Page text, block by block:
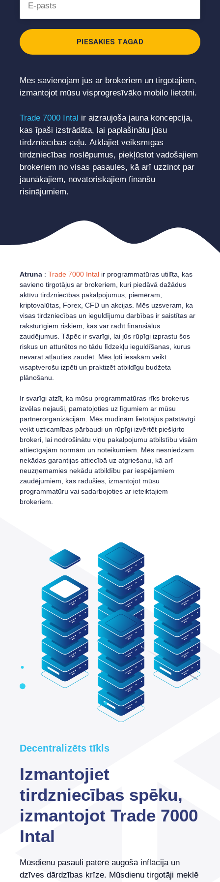
Mēs savienojam jūs ar brokeriem un tirgotājiem,
izmantojot mūsu visprogresīvāko mobilo lietotni.
Trade 7000 Intal ir aizraujoša jauna koncepcija,
kas īpaši izstrādāta, lai paplašinātu jūsu
tirdzniecības ceļu. Atklājiet veiksmīgas
tirdzniecības noslēpumus, piekļūstot vadošajiem
brokeriem no visas pasaules, kā arī uzzinot par
jaunākajiem, novatoriskajiem finanšu
risinājumiem.
PIESAKIES TAGAD
Atruna : Trade 7000 Intal ir programmatūras utilīta, kas
savieno tirgotājus ar brokeriem, kuri piedāvā dažādus
aktīvu tirdzniecības pakalpojumus, piemēram,
kriptovalūtas, Forex, CFD un akcijas. Mēs uzsveram, ka
visas tirdzniecības un ieguldījumu darbības ir saistītas ar
raksturīgiem riskiem, kas var radīt finansiālus
zaudējumus. Tāpēc ir svarīgi, lai jūs rūpīgi izprastu šos
riskus un atturētos no tādu līdzekļu ieguldīšanas, kurus
nevarat atļauties zaudēt. Mēs ļoti iesakām veikt
visaptverošu izpēti un praktizēt atbildīgu budžeta
plānošanu.
Ir svarīgi atzīt, ka mūsu programmatūras rīks brokerus
izvēlas nejauši, pamatojoties uz līgumiem ar mūsu
partnerorganizācijām. Mēs mudinām lietotājus patstāvīgi
veikt uzticamības pārbaudi un rūpīgi izvērtēt piešķirto
brokeri, lai nodrošinātu viņu pakalpojumu atbilstību visām
attiecīgajām normām un noteikumiem. Mēs nesniedzam
nekādas garantijas attiecībā uz atgriešanu, kā arī
neuzņemamies nekādu atbildību par iespējamiem
zaudējumiem, kas radušies, izmantojot mūsu
programmatūru vai sadarbojoties ar ieteiktajiem
brokeriem.
Decentralizēts tīkls
Izmantojiet
tirdzniecības spēku,
izmantojot Trade 7000
Intal
Mūsdienu pasauli patērē augošā inflācija un
dzīves dārdzības krīze. Mūsdienu tirgotāji meklē